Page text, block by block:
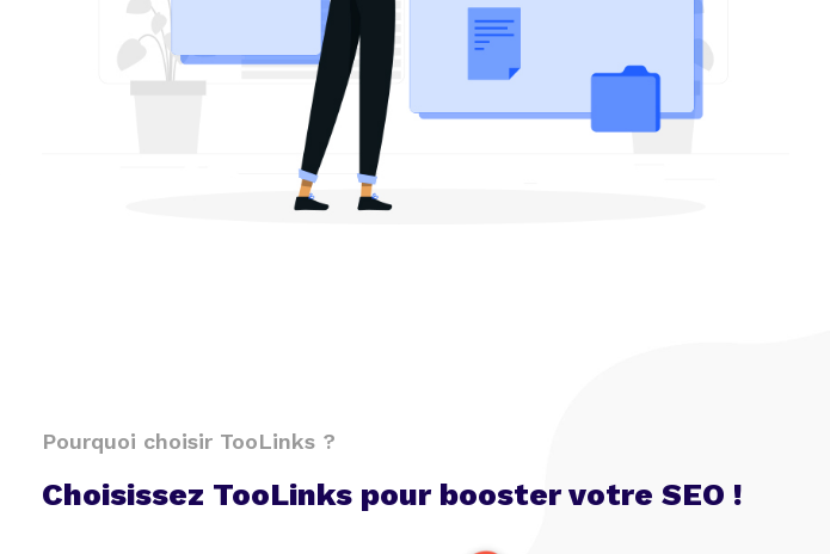
Pourquoi choisir TooLinks ?
Choisissez TooLinks pour booster votre SEO !